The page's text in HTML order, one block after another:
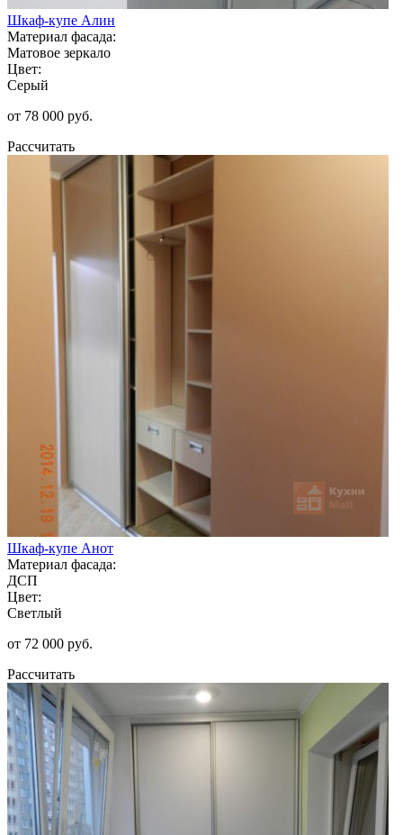
Шкаф-купе Алин
Материал фасада:
Матовое зеркало
Цвет:
Серый
от 78 000 руб.
Рассчитать
Шкаф-купе Анот
Материал фасада:
ДСП
Цвет:
Светлый
от 72 000 руб.
Рассчитать